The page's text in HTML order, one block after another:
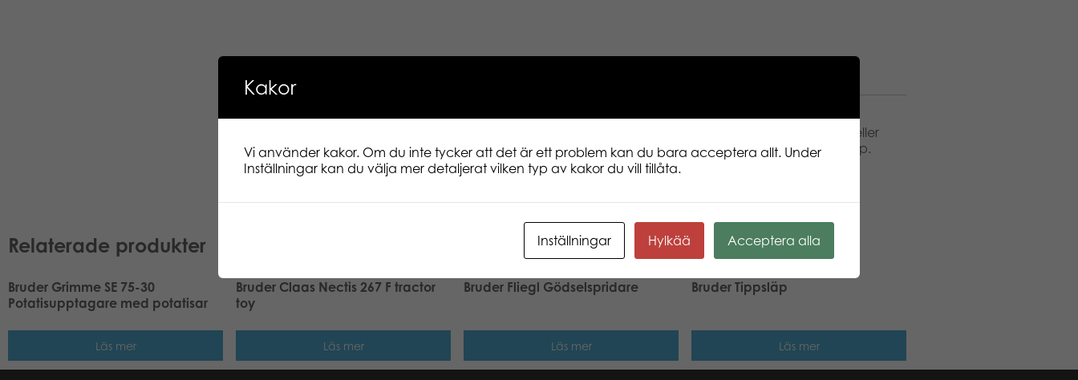
Vägsoparens runda borste roterar vid körning och kan vridas eller
fällas upp. Den kan användas både som fronttillbehör eller släp.
Vägsoparen passar alla traktorer i Profil serien och MB Unimog.
Relaterade produkter
Bruder Grimme SE 75-30
Potatisupptagare med potatisar
Läs mer
Bruder Claas Nectis 267 F tractor
toy
Läs mer
Bruder Fliegl Gödselspridare
Läs mer
Bruder Tippsläp
Läs mer
Kakor
Vi använder kakor. Om du inte tycker att det är ett problem kan du bara acceptera allt. Under
Inställningar kan du välja mer detaljerat vilken typ av kakor du vill tillåta.
Inställningar Hylkää Acceptera alla